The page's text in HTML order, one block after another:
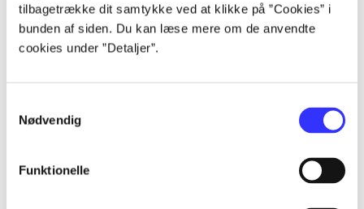
tilbagetrække dit samtykke ved at klikke på ”Cookies” i
bunden af siden. Du kan læse mere om de anvendte
cookies under ”Detaljer”.
Nødvendig
Funktionelle
lorem ipsum dolor sit amet ...
lorem ipsum dolor sit amet ...
lorem ipsum dolor sit amet ...
lorem ipsum dolor sit amet ...
lorem ipsum dolor sit amet ...